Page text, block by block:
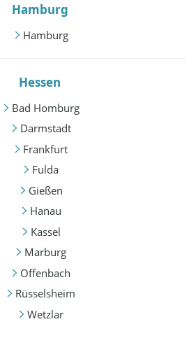
Hamburg
Hamburg
Hessen
Bad Homburg
Darmstadt
Frankfurt
Fulda
Gießen
Hanau
Kassel
Marburg
Offenbach
Rüsselsheim
Wetzlar